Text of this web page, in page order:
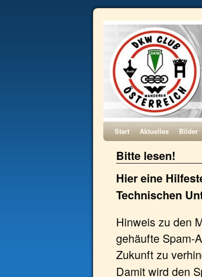
Start Aktuelles Bilder
Bitte lesen!
Hier eine
Technischen
Hinweis zu den
gehäufte Spam-
Zukunft zu
Damit wird den